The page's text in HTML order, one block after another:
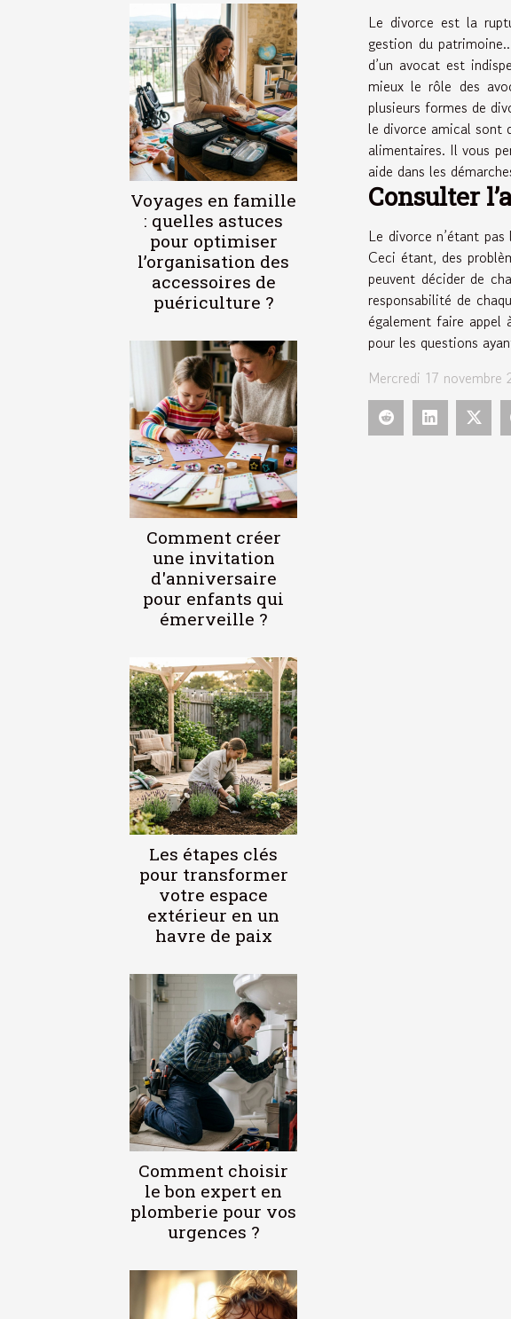
Voyages en famille
: quelles astuces
pour optimiser
l’organisation des
accessoires de
puériculture ?
Comment créer
une invitation
d'anniversaire
pour enfants qui
émerveille ?
Les étapes clés
pour transformer
votre espace
extérieur en un
havre de paix
Comment choisir
le bon expert en
plomberie pour vos
urgences ?
Le divorce est la
gestion du
d’un avocat est
mieux le rôle des
plusieurs formes de
le divorce amical sont
alimentaires. Il vous
aide dans les
Consulter
Le divorce n’étant
Ceci étant, des
peuvent décider de
responsabilité de
également faire appel
pour les questions
Mercredi 17 novembre